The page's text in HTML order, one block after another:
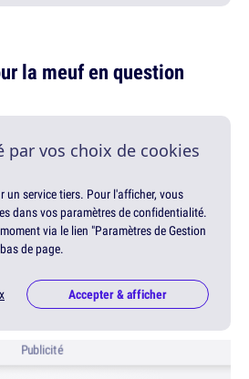
la meuf en question
par vos choix de cookies
un service tiers. Pour l'afficher, vous
dans vos paramètres de confidentialité.
via le lien "Paramètres de Gestion
de page.
Accepter & afficher
Publicité